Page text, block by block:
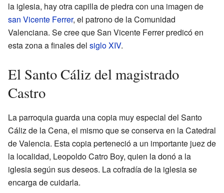
la iglesia, hay otra capilla de piedra con una imagen de
san Vicente Ferrer, el patrono de la Comunidad
Valenciana. Se cree que San Vicente Ferrer predicó en
esta zona a finales del siglo XIV.
El Santo Cáliz del magistrado
Castro
La parroquia guarda una copia muy especial del Santo
Cáliz de la Cena, el mismo que se conserva en la Catedral
de Valencia. Esta copia perteneció a un importante juez de
la localidad, Leopoldo Catro Boy, quien la donó a la
iglesia según sus deseos. La cofradía de la iglesia se
encarga de cuidarla.